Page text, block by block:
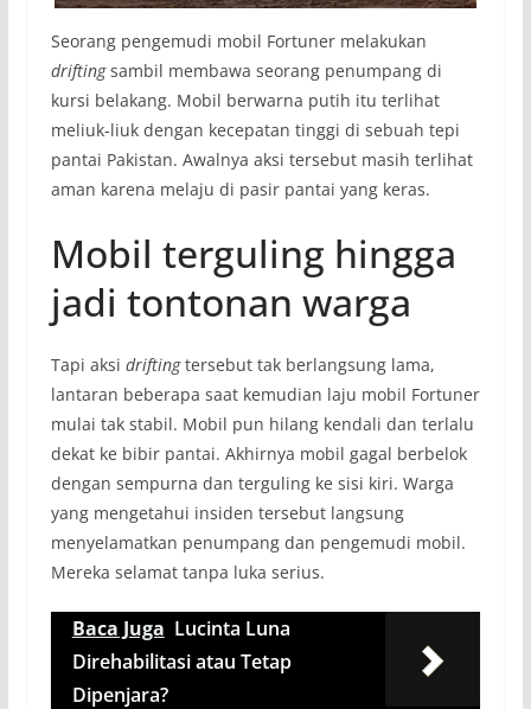
Seorang pengemudi mobil Fortuner melakukan
driftingsambil membawa seorang penumpang di
kursi belakang. Mobil berwarna putih itu terlihat
meliuk-liuk dengan kecepatan tinggi di sebuah tepi
pantai Pakistan. Awalnya aksi tersebut masih terlihat
aman karena melaju di pasir pantai yang keras.
Mobil terguling hingga
jadi tontonan warga
Tapi aksi driftingtersebut tak berlangsung lama,
lantaran beberapa saat kemudian laju mobil Fortuner
mulai tak stabil. Mobil pun hilang kendali dan terlalu
dekat ke bibir pantai. Akhirnya mobil gagal berbelok
dengan sempurna dan terguling ke sisi kiri. Warga
yang mengetahui insiden tersebut langsung
menyelamatkan penumpang dan pengemudi mobil.
Mereka selamat tanpa luka serius.
Baca Juga Lucinta Luna
Direhabilitasi atau Tetap
Dipenjara?